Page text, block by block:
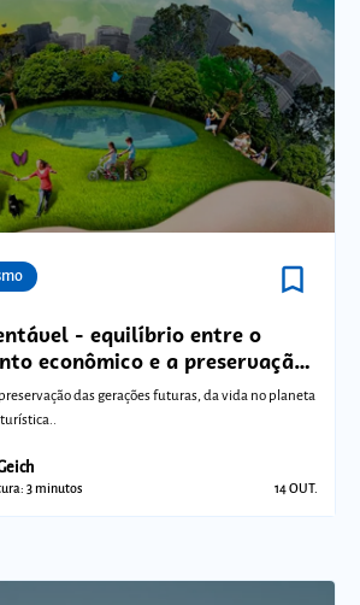
bookmark_border
- equilíbrio entre o
econômico e a preservação
das gerações futuras, da vida no planeta
turística..
3 minutos 14 OUT.